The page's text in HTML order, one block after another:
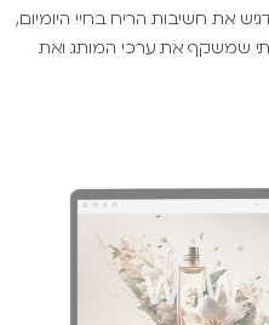
את חשיבות הריח בחיי היומיום,
שמשקף את ערכי המותג ואת